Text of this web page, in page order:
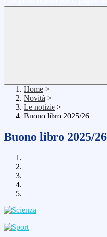
Home >
Novità >
Le notizie >
Buono libro 2025/26
Buono libro 2025/26